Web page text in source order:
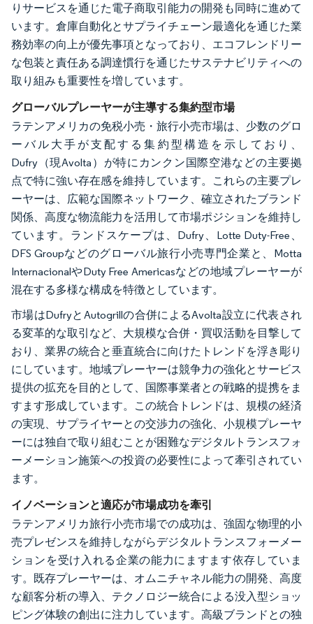
りサービスを通じた電子商取引能力の開発も同時に進めて
います。倉庫自動化とサプライチェーン最適化を通じた業
務効率の向上が優先事項となっており、エコフレンドリー
な包装と責任ある調達慣行を通じたサステナビリティへの
取り組みも重要性を増しています。
グローバルプレーヤーが主導する集約型市場
ラテンアメリカの免税小売・旅行小売市場は、少数のグロ
ーバル大手が支配する集約型構造を示しており、
Dufry（現Avolta）が特にカンクン国際空港などの主要拠
点で特に強い存在感を維持しています。これらの主要プレ
ーヤーは、広範な国際ネットワーク、確立されたブランド
関係、高度な物流能力を活用して市場ポジションを維持し
ています。ランドスケープは、Dufry、Lotte Duty-Free、
DFS Groupなどのグローバル旅行小売専門企業と、Motta
InternacionalやDuty Free Americasなどの地域プレーヤーが
混在する多様な構成を特徴としています。
市場はDufryとAutogrillの合併によるAvolta設立に代表され
る変革的な取引など、大規模な合併・買収活動を目撃して
おり、業界の統合と垂直統合に向けたトレンドを浮き彫り
にしています。地域プレーヤーは競争力の強化とサービス
提供の拡充を目的として、国際事業者との戦略的提携をま
すます形成しています。この統合トレンドは、規模の経済
の実現、サプライヤーとの交渉力の強化、小規模プレーヤ
ーには独自で取り組むことが困難なデジタルトランスフォ
ーメーション施策への投資の必要性によって牽引されてい
ます。
イノベーションと適応が市場成功を牽引
ラテンアメリカ旅行小売市場での成功は、強固な物理的小
売プレゼンスを維持しながらデジタルトランスフォーメー
ションを受け入れる企業の能力にますます依存していま
す。既存プレーヤーは、オムニチャネル能力の開発、高度
な顧客分析の導入、テクノロジー統合による没入型ショッ
ピング体験の創出に注力しています。高級ブランドとの独